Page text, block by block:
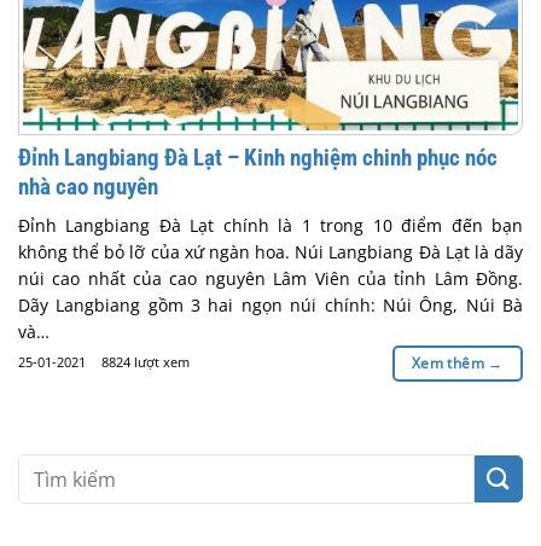
Đỉnh Langbiang Đà Lạt – Kinh nghiệm chinh phục nóc
nhà cao nguyên
Đỉnh Langbiang Đà Lạt chính là 1 trong 10 điểm đến bạn
không thể bỏ lỡ của xứ ngàn hoa. Núi Langbiang Đà Lạt là dãy
núi cao nhất của cao nguyên Lâm Viên của tỉnh Lâm Đồng.
Dãy Langbiang gồm 3 hai ngọn núi chính: Núi Ông, Núi Bà
và…
25-01-2021 8824 lượt xem Xem thêm →